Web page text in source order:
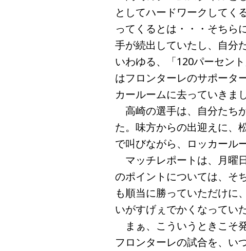
としてハードワークしてく
ってくるとは・・・そちら
手が続出していたし、自分
いわゆる、「120パーセン
はフロンターレのサポータ
カールームに去っていきまし
高崎の選手は、自分たち
た。味方からの出迎えに、
で叫びながら、ロッカール
マッチレポートは、月曜
のポイントについては、そ
も順当に勝っていただけに
いがすげぇでかくなってい
まぁ、こういうときこそ
フロンターレの試合を、い